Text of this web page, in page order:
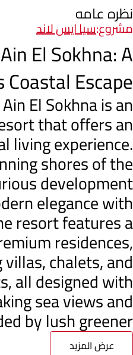
نظره عامه
مشروع:سيا ايس لاند
El Sokhna: A
Escape
El Sokhna is an
that offers an
living experience.
shores of the
development
elegance with
resort features a
residences,
chalets, and
all designed with
sea views and
by lush greener...
عرض المزيد